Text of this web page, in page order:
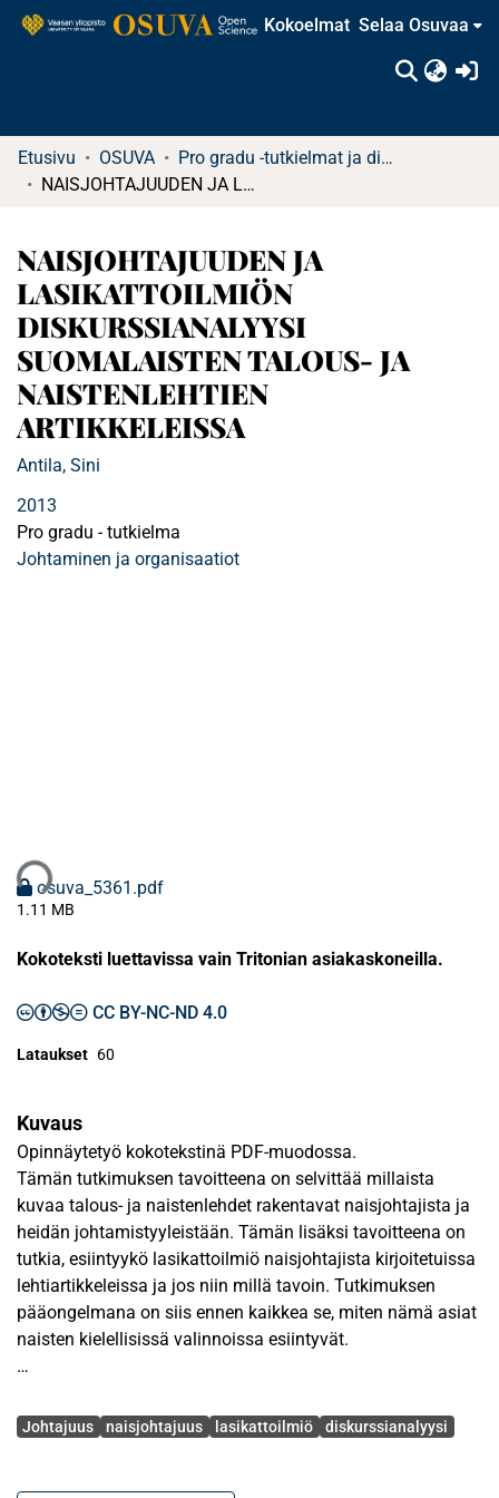
Kokoelmat Selaa Osuvaa
Etusivu OSUVA
Pro gradu -tutkielmat ja diplomityöt (rajattu saatavuus)
NAISJOHTAJUUDEN JA LASIKATTOILMIÖN DISKURSSIANALYYSI SUOMALAISTEN TALOUS- JA NAISTENLEHTIEN ARTIKKELEISSA
NAISJOHTAJUUDEN JA
LASIKATTOILMIÖN
DISKURSSIANALYYSI
SUOMALAISTEN TALOUS- JA
NAISTENLEHTIEN
ARTIKKELEISSA
Antila, Sini
2013
Pro gradu - tutkielma
Johtaminen ja organisaatiot
osuva_5361.pdf
1.11 MB
Kokoteksti luettavissa vain Tritonian asiakaskoneilla.
CC BY-NC-ND 4.0
Lataukset 60
Kuvaus
Opinnäytetyö kokotekstinä PDF-muodossa.
Tämän tutkimuksen tavoitteena on selvittää millaista
kuvaa talous- ja naistenlehdet rakentavat naisjohtajista ja
heidän johtamistyyleistään. Tämän lisäksi tavoitteena on
tutkia, esiintyykö lasikattoilmiö naisjohtajista kirjoitetuissa
lehtiartikkeleissa ja jos niin millä tavoin. Tutkimuksen
pääongelmana on siis ennen kaikkea se, miten nämä asiat
naisten kielellisissä valinnoissa esiintyvät.
erilaisia näkökulmia ja johtamistyylejä sekä
Avainsanat
Johtajuus naisjohtajuus lasikattoilmiö diskurssianalyysi